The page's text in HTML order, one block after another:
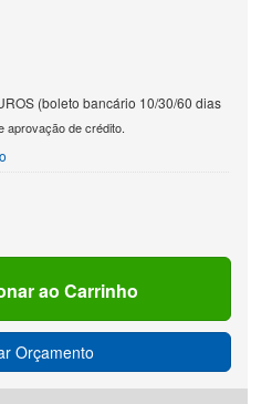
(boleto bancário 10/30/60 dias
aprovação de crédito.
ao Carrinho
Orçamento